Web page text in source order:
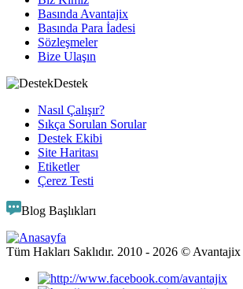
Basında Avantajix
Basında Para İadesi
Sözleşmeler
Bize Ulaşın
Destek
Nasıl Çalışır?
Sıkça Sorulan Sorular
Destek Ekibi
Site Haritası
Etiketler
Çerez Testi
Blog Başlıkları
Tüm Hakları Saklıdır. 2010 - 2026 © Avantajix